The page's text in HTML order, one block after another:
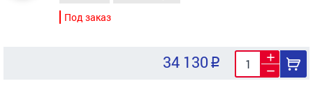
Под заказ
34 130